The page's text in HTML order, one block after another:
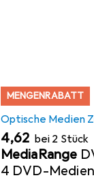
MENGENRABATT
Optische Medien
EUR
4,62 bei 2 Stück
MediaRange
4 DVD-